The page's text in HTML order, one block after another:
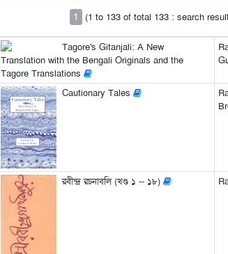
1 (1 to 133 of total 133 : search
Tagore's Gitanjali: A New
Translation with the Bengali Originals and the
Tagore Translations
Cautionary Tales
রবীন্দ্র রচনাবলি (খণ্ড ১ -- ১৮)